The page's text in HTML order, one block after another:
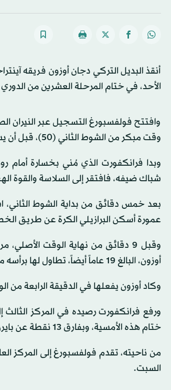
الأحد، في ختام المرحلة العشرين من الدوري
وافتتح فولفسبورغ التسجيل عبر النيران
وقت مبكر من الشوط الثاني (50)، قبل أن يسجل أوزون بعد 13 دقيقة من دخوله إلى أرض الملعب برأسه هدف التعادل (81).
شباك ضيفه، فافتقر إلى السلاسة والقوة
بعد خمس دقائق من بداية الشوط
عمورة أسكن البرازيلي الكرة عن طريق
أوزون، البالغ 19 عاماً أيضاً، تطاول لها برأسه من مسافة قريبة ليعادل النتيجة.
وكاد أوزون يفعلها في الدقيقة الرابعة
ختام هذه الأمسية، وبفارق 13 نقطة عن بايرن ميونيخ، المتصدر.
السبت.